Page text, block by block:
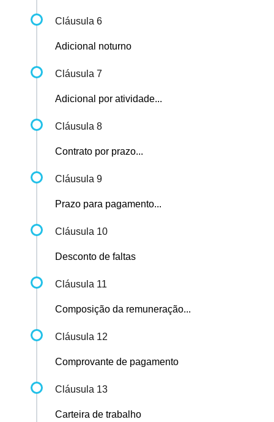
Cláusula 6
Adicional noturno
Cláusula 7
Adicional por atividade...
Cláusula 8
Contrato por prazo...
Cláusula 9
Prazo para pagamento...
Cláusula 10
Desconto de faltas
Cláusula 11
Composição da remuneração...
Cláusula 12
Comprovante de pagamento
Cláusula 13
Carteira de trabalho